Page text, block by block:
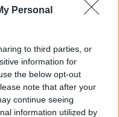
Personal
to third parties, or
information for
the below opt-out
note that after your
continue seeing
information utilized by
közepén számos
nemzetközi és
dokumentum- és
ésReisz Gábor
világáért felelt, Császi
a Viharsarok volt.